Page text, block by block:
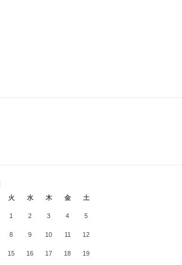
火 水 木 金 土
1 2 3 4 5
8 9 10 11 12
15 16 17 18 19